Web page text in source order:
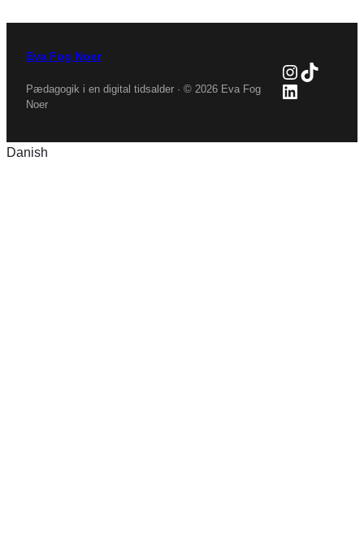
Eva Fog Noer
Pædagogik i en digital tidsalder · © 2026 Eva Fog
Noer
TikTok
LinkedIn
Danish